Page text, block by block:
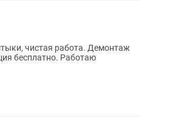
чистая работа. Демонтаж
Работаю